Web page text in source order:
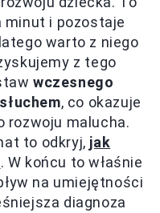
minut i pozostaje
warto z niego
z tego
wczesnego
, co okazuje
rozwoju malucha.
to odkryj, jak
. W końcu to właśnie
na umiejętności
diagnoza